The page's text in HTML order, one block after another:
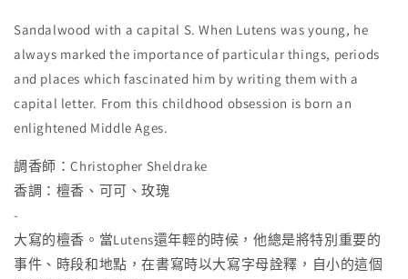
數
量
減
少
數
量
增
加
Sandalwood with a capital S. When Lutens was young, he
always marked the importance of particular things, periods
and places which fascinated him by writing them with a
capital letter. From this childhood obsession is born an
enlightened Middle Ages.
調香師：Christopher Sheldrake
香調：檀香、可可、玫瑰
-
大寫的檀香。當Lutens還年輕的時候，他總是將特別重要的
事件、時段和地點，在書寫時以大寫字母詮釋，自小的這個